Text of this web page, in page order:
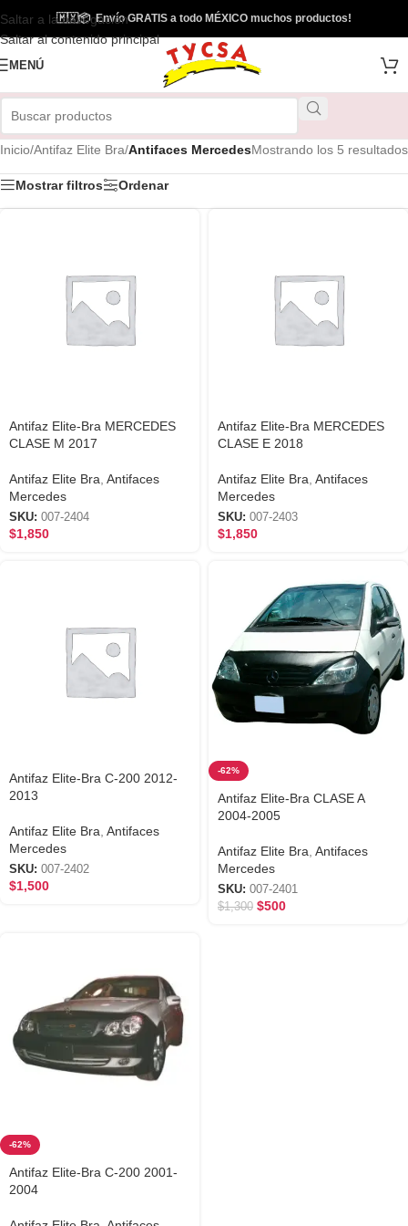
Saltar a la navegación
Saltar al contenido principal
🇲🇽📦Envío GRATIS a todo MÉXICO muchos productos!
MENÚ
Inicio/Antifaz Elite Bra/Antifaces MercedesMostrando los 5 resultados
Mostrar filtros Ordenar
Antifaz Elite-Bra MERCEDES
CLASE M 2017
Antifaz Elite Bra Antifaces
Mercedes
SKU: 007-2404
$1,850
Antifaz Elite-Bra MERCEDES
CLASE E 2018
Antifaz Elite Bra Antifaces
Mercedes
SKU: 007-2403
$1,850
Antifaz Elite-Bra C-200 2012-
2013
Antifaz Elite Bra Antifaces
Mercedes
SKU: 007-2402
$1,500
-62%
Antifaz Elite-Bra CLASE A
2004-2005
Antifaz Elite Bra Antifaces
Mercedes
SKU: 007-2401
$1,300 $500
-62%
Antifaz Elite-Bra C-200 2001-
2004